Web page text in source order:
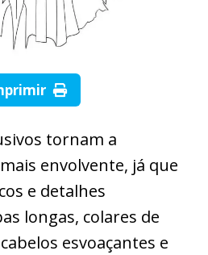
tornam a
envolvente, já que
e detalhes
longas, colares de
esvoaçantes e